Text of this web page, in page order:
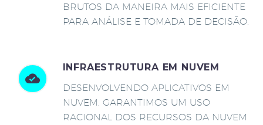
BRUTOS DA MANEIRA MAIS EFICIENTE
PARA ANÁLISE E TOMADA DE DECISÃO.
INFRAESTRUTURA EM NUVEM
DESENVOLVENDO APLICATIVOS EM
NUVEM, GARANTIMOS UM USO
RACIONAL DOS RECURSOS DA NUVEM